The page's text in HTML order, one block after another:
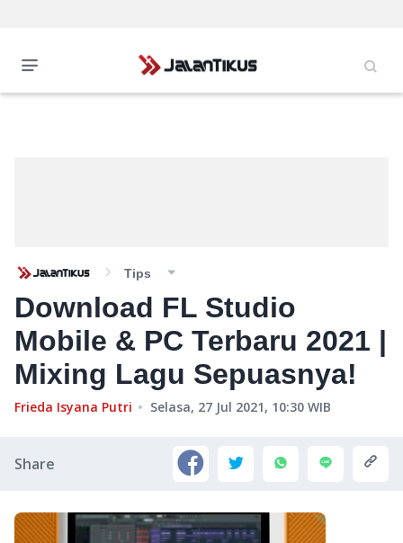
Tips
Download FL Studio
Mobile & PC Terbaru 2021 |
Mixing Lagu Sepuasnya!
Frieda Isyana Putri Selasa, 27 Jul 2021, 10:30 WIB
Share